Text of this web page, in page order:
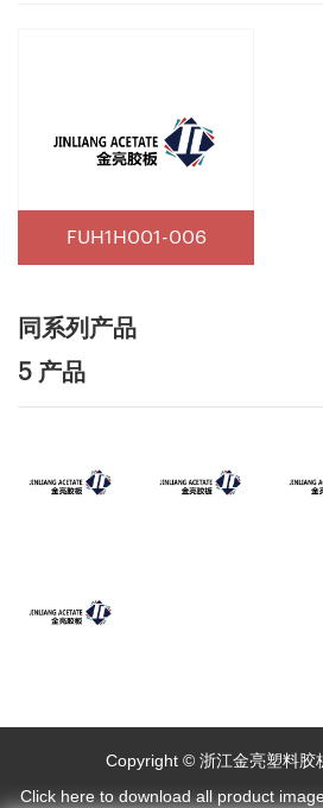
5 产品
Click here to download all product